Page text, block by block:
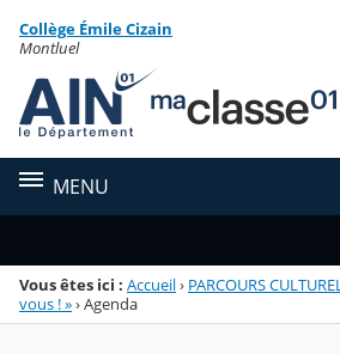
Menu de la rubrique
Contenu
Collège Émile Cizain
Montluel
MENU
Vous êtes ici : Accueil› PARCOURS CULTUREL
vous ! »›Agenda